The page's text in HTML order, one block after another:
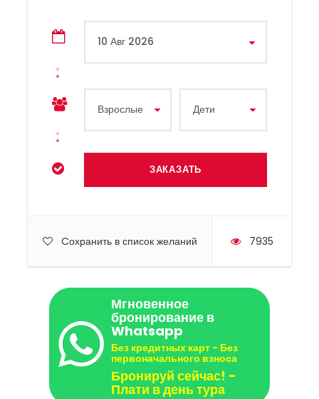
Cохранить в список желаний 7935
Мгновенное
бронирование в
Whatsapp
Без кредитных карт - Без
первоначального взноса
Бронируй сейчас! -
Плати в день тура